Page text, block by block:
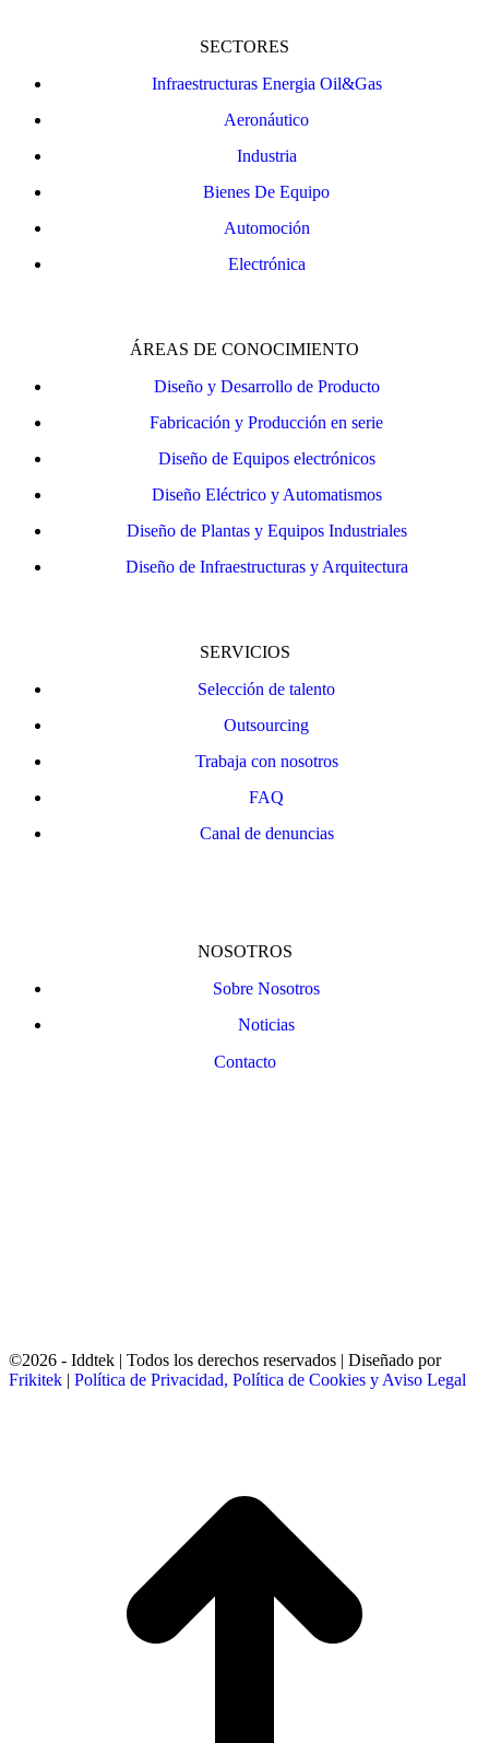
SECTORES
Infraestructuras Energia Oil&Gas
Aeronáutico
Industria
Bienes De Equipo
Automoción
Electrónica
ÁREAS DE CONOCIMIENTO
Diseño y Desarrollo de Producto
Fabricación y Producción en serie
Diseño de Equipos electrónicos
Diseño Eléctrico y Automatismos
Diseño de Plantas y Equipos Industriales
Diseño de Infraestructuras y Arquitectura
SERVICIOS
Selección de talento
Outsourcing
Trabaja con nosotros
FAQ
Canal de denuncias
NOSOTROS
Sobre Nosotros
Noticias
Contacto
©2026 - Iddtek | Todos los derechos reservados | Diseñado por
Frikitek | Política de Privacidad, Política de Cookies y Aviso Legal